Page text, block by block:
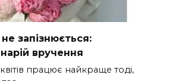
запізнюється:
вручення
працює найкраще тоді,